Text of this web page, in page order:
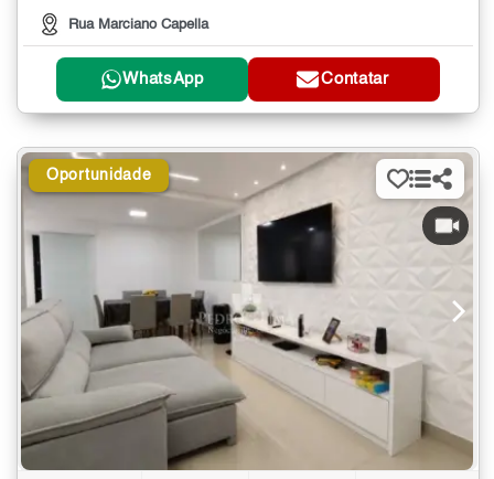
Rua Marciano Capella
WhatsApp Contatar
Oportunidade